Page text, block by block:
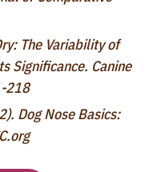
The Variability of
Significance. Canine
218
Dog Nose Basics: